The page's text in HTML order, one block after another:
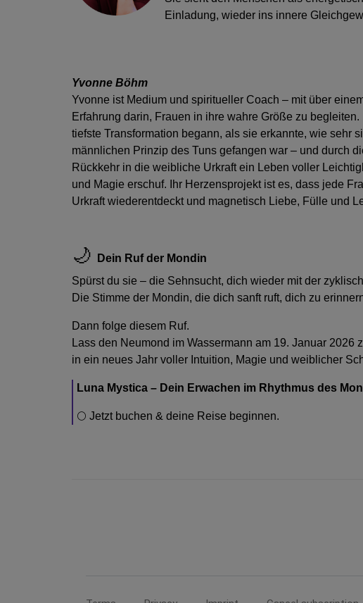
Einladung, wieder ins innere
Yvonne Böhm
Yvonne ist Medium und spiritueller Coach – mit über
Erfahrung darin, Frauen in ihre wahre Größe zu begleiten.
tiefste Transformation begann, als sie erkannte, wie sehr
männlichen Prinzip des Tuns gefangen war – und durch
Rückkehr in die weibliche Urkraft ein Leben voller
und Magie erschuf. Ihr Herzens­projekt ist es, dass jede
Urkraft wiederentdeckt und magnetisch Liebe, Fülle und
🌙
Dein Ruf der Mondin
Spürst du sie – die Sehnsucht, dich wieder mit der
Die Stimme der Mondin, die dich sanft ruft, dich zu
Dann folge diesem Ruf.
Lass den Neumond im Wassermann am 19. Januar 2026
in ein neues Jahr voller Intuition, Magie und weiblicher
Luna Mystica – Dein Erwachen im Rhythmus des
🌕 Jetzt buchen & deine Reise beginnen.